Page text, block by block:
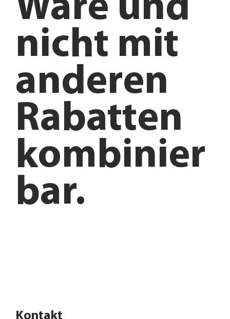
Ware und
nicht mit
anderen
Rabatten
kombinier
bar.
Kontakt